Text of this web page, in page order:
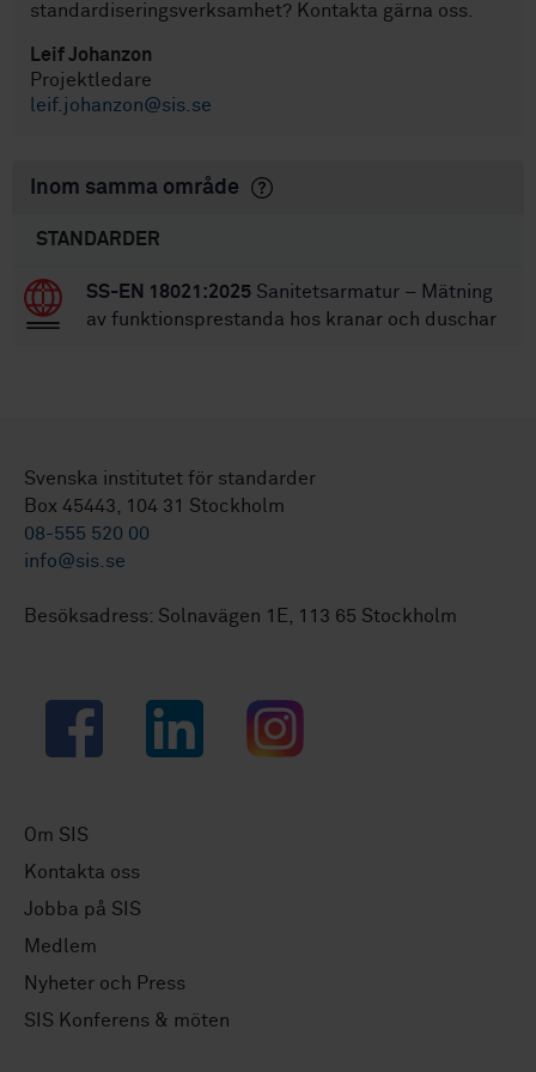
standardiseringsverksamhet? Kontakta gärna oss.
Leif Johanzon
Projektledare
leif.johanzon@sis.se
Inom samma område
STANDARDER
SS-EN 18021:2025 Sanitetsarmatur – Mätning
av funktionsprestanda hos kranar och duschar
Svenska institutet för standarder
Box 45443, 104 31 Stockholm
08-555 520 00
info@sis.se
Besöksadress: Solnavägen 1E, 113 65 Stockholm
Facebook LinkedIn Instagram
Om SIS
Kontakta oss
Jobba på SIS
Medlem
Nyheter och Press
SIS Konferens & möten